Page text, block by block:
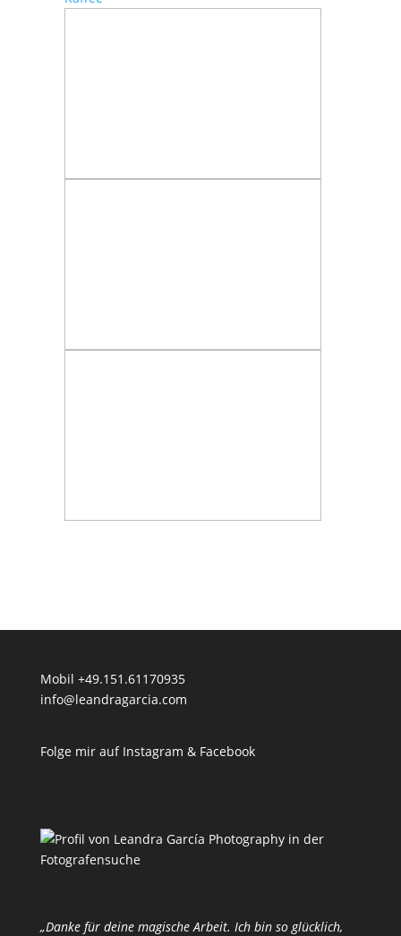
Mobil +49.151.61170935
info@leandragarcia.com
Folge mir auf Instagram & Facebook
„Danke für deine magische Arbeit. Ich bin so glücklich,